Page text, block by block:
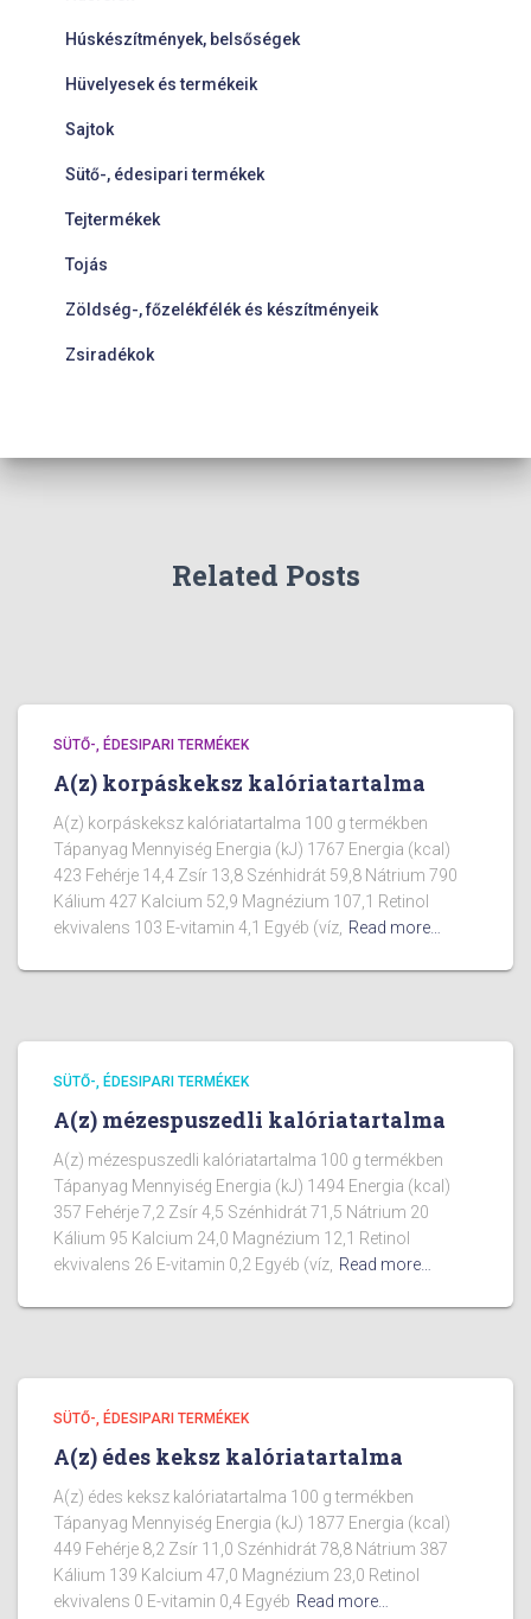
Húskészítmények, belsőségek
Hüvelyesek és termékeik
Sajtok
Sütő-, édesipari termékek
Tejtermékek
Tojás
Zöldség-, főzelékfélék és készítményeik
Zsiradékok
Related Posts
SÜTŐ-, ÉDESIPARI TERMÉKEK
A(z) korpáskeksz kalóriatartalma
A(z) korpáskeksz kalóriatartalma 100 g termékben
Tápanyag Mennyiség Energia (kJ) 1767 Energia (kcal)
423 Fehérje 14,4 Zsír 13,8 Szénhidrát 59,8 Nátrium 790
Kálium 427 Kalcium 52,9 Magnézium 107,1 Retinol
ekvivalens 103 E-vitamin 4,1 Egyéb (víz, Read more…
SÜTŐ-, ÉDESIPARI TERMÉKEK
A(z) mézespuszedli kalóriatartalma
A(z) mézespuszedli kalóriatartalma 100 g termékben
Tápanyag Mennyiség Energia (kJ) 1494 Energia (kcal)
357 Fehérje 7,2 Zsír 4,5 Szénhidrát 71,5 Nátrium 20
Kálium 95 Kalcium 24,0 Magnézium 12,1 Retinol
ekvivalens 26 E-vitamin 0,2 Egyéb (víz, Read more…
SÜTŐ-, ÉDESIPARI TERMÉKEK
A(z) édes keksz kalóriatartalma
A(z) édes keksz kalóriatartalma 100 g termékben
Tápanyag Mennyiség Energia (kJ) 1877 Energia (kcal)
449 Fehérje 8,2 Zsír 11,0 Szénhidrát 78,8 Nátrium 387
Kálium 139 Kalcium 47,0 Magnézium 23,0 Retinol
ekvivalens 0 E-vitamin 0,4 Egyéb Read more…